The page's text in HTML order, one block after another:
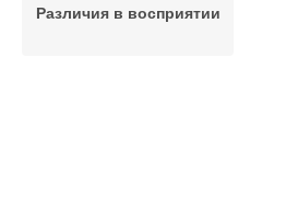
Различия в восприятии